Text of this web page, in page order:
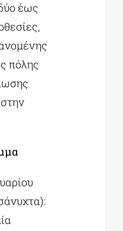
έως
πόλης